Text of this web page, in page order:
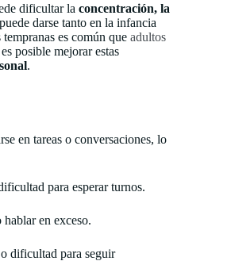
dificultar la concentración, la
darse tanto en la infancia
tempranas es común que adultos
posible mejorar estas
.
en tareas o conversaciones, lo
para esperar turnos.
en exceso.
dificultad para seguir